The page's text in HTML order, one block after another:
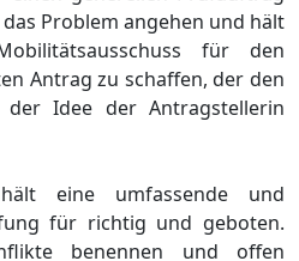
Problem angehen und hält
für den
Antrag zu schaffen, der den
Idee der Antragstellerin
eine umfassende und
für richtig und geboten.
benennen und offen